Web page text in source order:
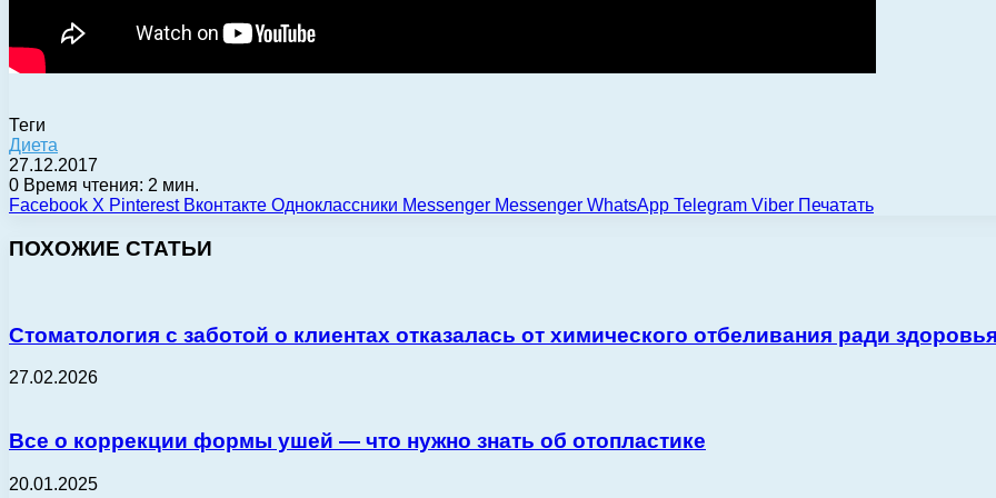
Теги
Диета
27.12.2017
0 Время чтения: 2 мин.
Facebook X Pinterest Вконтакте Одноклассники Messenger Messenger WhatsApp Telegram Viber Печатать
ПОХОЖИЕ СТАТЬИ
Стоматология с заботой о клиентах отказалась от химического отбеливания ради
27.02.2026
Все о коррекции формы ушей — что нужно знать об отопластике
20.01.2025